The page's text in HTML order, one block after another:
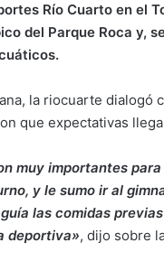
Río Cuarto en el
del Parque Roca y,
la riocuarte dialogó
que expectativas
muy importantes
y le sumo ir al
las comidas
deportiva», dijo sobre